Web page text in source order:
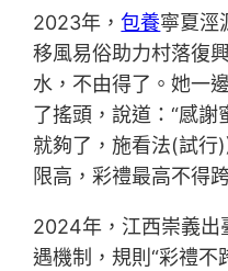
2023年，包養寧夏涇
移風易俗助力村落復
水，不由得了。她一
了搖頭，說道：“感
就夠了，施看法(試行
限高，彩禮最高不得
2024年，江西崇義出
遇機制，規則“彩禮不